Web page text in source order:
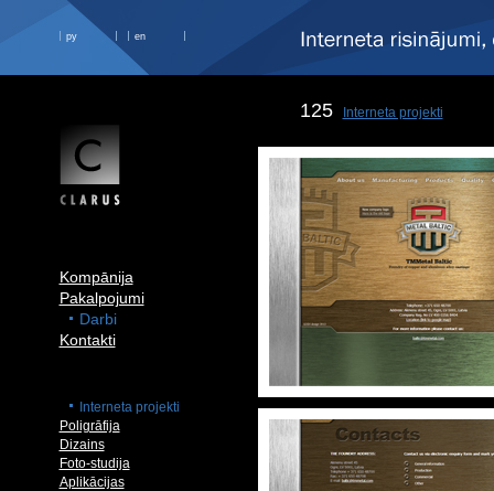
ру en
Kompānija
Pakalpojumi
Darbi
Kontakti
Interneta projekti
Poligrāfija
Dizains
Foto-studija
Aplikācijas
125 Interneta projekti